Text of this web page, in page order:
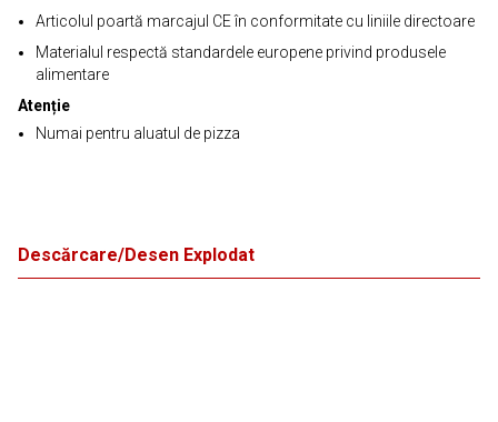
Articolul poartă marcajul CE în conformitate cu liniile directoare
Materialul respectă standardele europene privind produsele
alimentare
Atenție
Numai pentru aluatul de pizza
Descărcare/Desen Explodat